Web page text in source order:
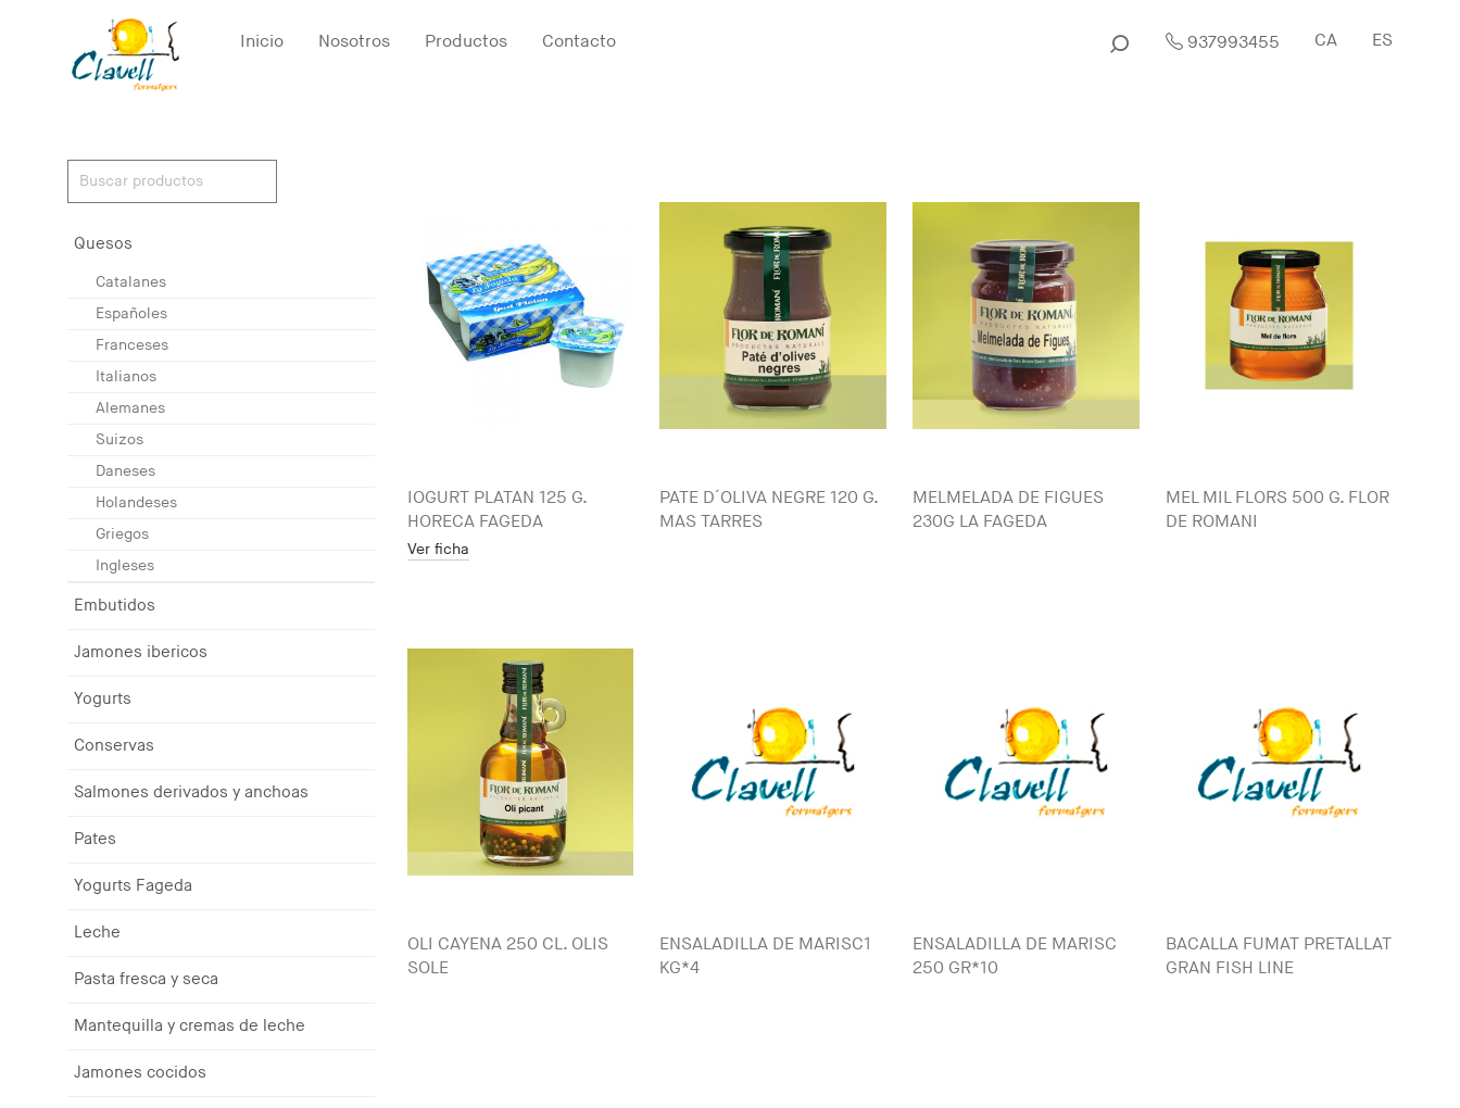
Inicio Nosotros Productos Contacto 937993455 CA ES
Quesos
Catalanes
Españoles
Franceses
Italianos
Alemanes
Suizos
Daneses
Holandeses
Griegos
Ingleses
Embutidos
Jamones ibericos
Yogurts
Conservas
Salmones derivados y anchoas
Pates
Yogurts Fageda
Leche
Pasta fresca y seca
Mantequilla y cremas de leche
Jamones cocidos
IOGURT PLATAN 125 G.
HORECA FAGEDA
Ver ficha
PATE D´OLIVA NEGRE 120 G.
MAS TARRES
MELMELADA DE FIGUES
230G LA FAGEDA
MEL MIL FLORS 500 G. FLOR
DE ROMANI
OLI CAYENA 250 CL. OLIS
SOLE
ENSALADILLA DE MARISC1
KG*4
ENSALADILLA DE MARISC
250 GR*10
BACALLA FUMAT PRETALLAT
GRAN FISH LINE